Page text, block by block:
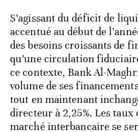
S’agissant du déficit de
accentué au début de
des besoins croissants de
qu’une circulation
ce contexte, Bank Al-
volume de ses
tout en maintenant
directeur à 2,25%. Les taux
marché interbancaire se